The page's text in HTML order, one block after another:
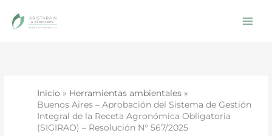
Inicio
Herramientas ambientales
Buenos Aires – Aprobación del Sistema de Gestión
Integral de la Receta Agronómica Obligatoria
(SIGIRAO) – Resolución N° 567/2025